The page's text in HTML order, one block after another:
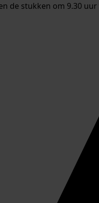
de stukken om 9.30 uur